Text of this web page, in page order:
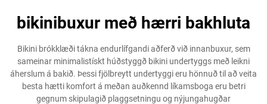
bikinibuxur með hærri bakhluta
Bikini brókklæði tákna endurlífgandi aðferð við innanbuxur, sem
sameinar minimalistískt húðstyggð bikini undertyggs með leikni
áherslum á bakið. Þessi fjölbreytt undertyggi eru hönnuð til að veita
besta hætti komfort á meðan auðkennd líkamsboga eru betri
gegnum skipulagið plaggsetningu og nýjungahugðar